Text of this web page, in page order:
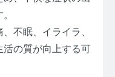
不眠、イライラ、
活の質が向上する可